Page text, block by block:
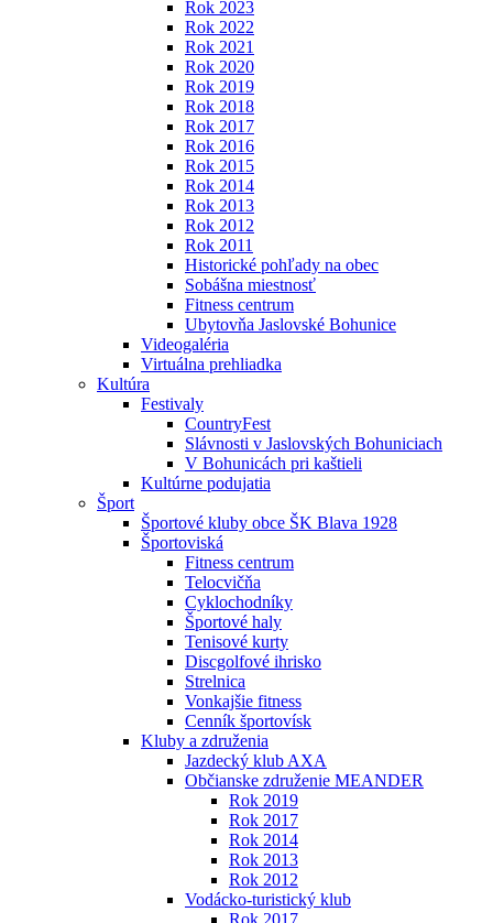
Rok 2023
Rok 2022
Rok 2021
Rok 2020
Rok 2019
Rok 2018
Rok 2017
Rok 2016
Rok 2015
Rok 2014
Rok 2013
Rok 2012
Rok 2011
Historické pohľady na obec
Sobášna miestnosť
Fitness centrum
Ubytovňa Jaslovské Bohunice
Videogaléria
Virtuálna prehliadka
Kultúra
Festivaly
CountryFest
Slávnosti v Jaslovských Bohuniciach
V Bohunicách pri kaštieli
Kultúrne podujatia
Šport
Športové kluby obce ŠK Blava 1928
Športoviská
Fitness centrum
Telocvičňa
Cyklochodníky
Športové haly
Tenisové kurty
Discgolfové ihrisko
Strelnica
Vonkajšie fitness
Cenník športovísk
Kluby a združenia
Jazdecký klub AXA
Občianske združenie MEANDER
Rok 2019
Rok 2017
Rok 2014
Rok 2013
Rok 2012
Vodácko-turistický klub
Rok 2017